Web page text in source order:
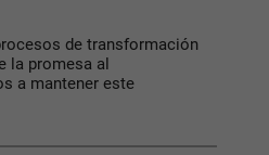
de transformación
la promesa al
a mantener este